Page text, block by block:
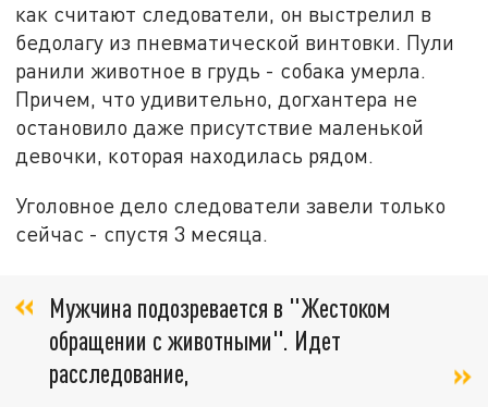
как считают следователи, он выстрелил в
бедолагу из пневматической винтовки. Пули
ранили животное в грудь - собака умерла.
Причем, что удивительно, догхантера не
остановило даже присутствие маленькой
девочки, которая находилась рядом.
Уголовное дело следователи завели только
сейчас - спустя 3 месяца.
Мужчина подозревается в "Жестоком
обращении с животными". Идет
расследование,